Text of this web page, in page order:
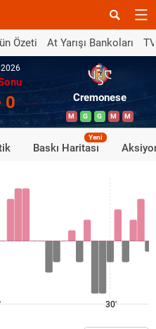
Özeti At Yarışı Bankoları
0 Cremonese
M G G M M
Baskı Haritası
Yeni
30'